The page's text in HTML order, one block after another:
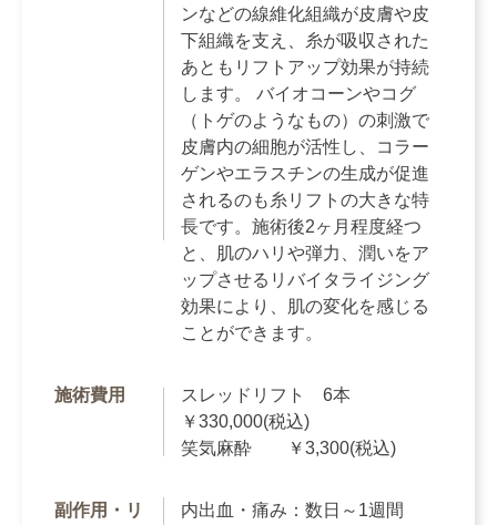
ンなどの線維化組織が皮膚や皮
下組織を支え、糸が吸収された
あともリフトアップ効果が持続
します。 バイオコーンやコグ
（トゲのようなもの）の刺激で
皮膚内の細胞が活性し、コラー
ゲンやエラスチンの生成が促進
されるのも糸リフトの大きな特
長です。施術後2ヶ月程度経つ
と、肌のハリや弾力、潤いをア
ップさせるリバイタライジング
効果により、肌の変化を感じる
ことができます。
施術費用
スレッドリフト 6本
￥330,000(税込)
笑気麻酔 ￥3,300(税込)
副作用・リ
内出血・痛み：数日～1週間